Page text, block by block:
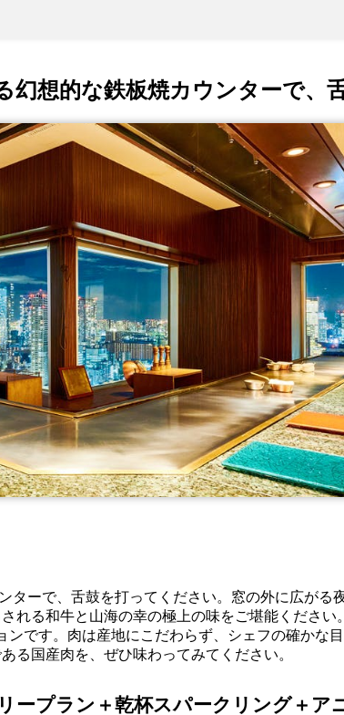
想的な鉄板焼カウンターで、
ターで、舌鼓を打ってください。窓の外に広がる
れる和牛と山海の幸の極上の味をご堪能ください
です。肉は産地にこだわらず、シェフの確かな
る国産肉を、ぜひ味わってみてください。
ープラン＋乾杯スパークリング＋ア